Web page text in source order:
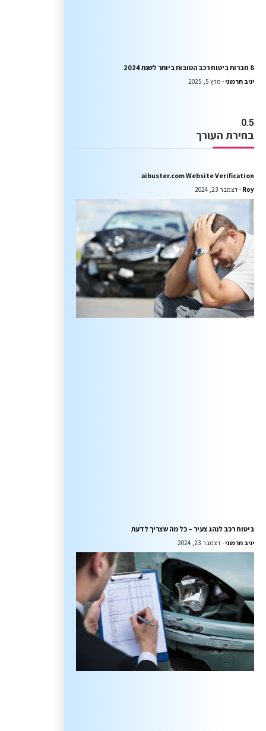
8 חברות ביטוח רכב הטובות ביותר לשנת 2024
יניב חרמוני מרץ 5, 2025
בחירת העורך
aibuster.com Website Verification
Roy דצמבר 23, 2024
ביטוח רכב לנהג צעיר – כל מה שצריך לדעת
יניב חרמוני דצמבר 23, 2024